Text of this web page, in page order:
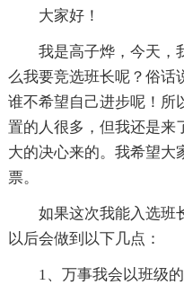
大家好！
我是高子烨，今天，
么我要竞选班长呢？俗话
谁不希望自己进步呢！所
置的人很多，但我还是来
大的决心来的。我希望大
票。
如果这次我能入选班
以后会做到以下几点：
1、万事我会以班级的